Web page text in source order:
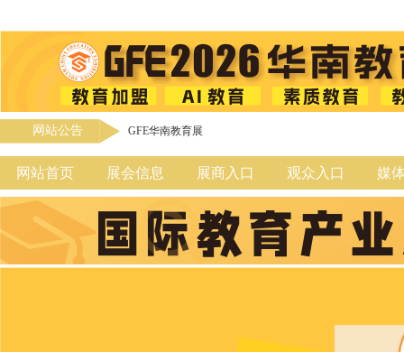
网站公告 GFE华南教育展
网站首页 展会信息 展商入口 观众入口 媒